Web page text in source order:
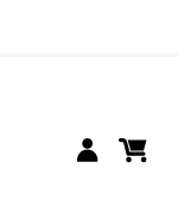
Přihlásit se